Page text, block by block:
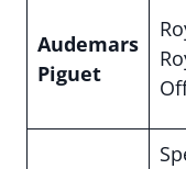
Audemars
Piguet